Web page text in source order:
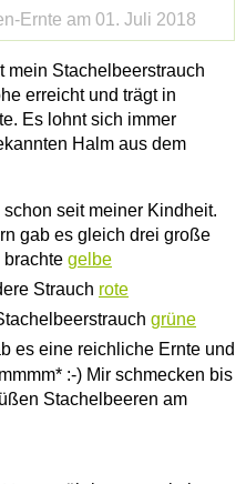
Ernte am 01. Juli 2018
mein Stachelbeerstrauch
erreicht und trägt in
Es lohnt sich immer
Halm aus dem
seit meiner Kindheit.
gab es gleich drei große
brachte gelbe
Strauch rote
grüne
es eine reichliche Ernte und
:-) Mir schmecken bis
Stachelbeeren am